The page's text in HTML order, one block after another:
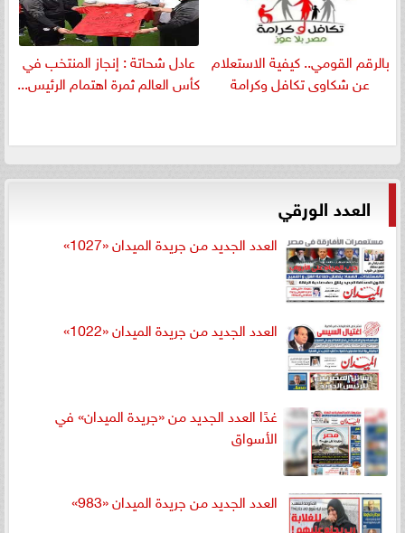
بالرقم القومي.. كيفية الاستعلام
عن شكاوى تكافل وكرامة
عادل شحاتة : إنجاز المنتخب في
كأس العالم ثمرة اهتمام الرئيس...
العدد الورقي
العدد الجديد من جريدة الميدان «1027»
العدد الجديد من جريدة الميدان «1022»
غدًا العدد الجديد من «جريدة الميدان» في
الأسواق
العدد الجديد من جريدة الميدان «983»